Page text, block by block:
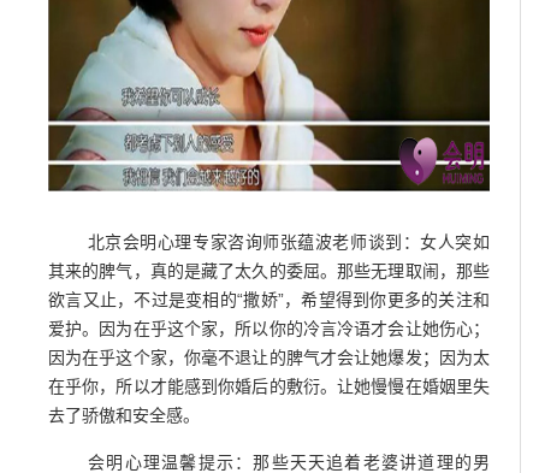
北京会明心理专家咨询师张蕴波老师谈到：女人突如
其来的脾气，真的是藏了太久的委屈。那些无理取闹，那些
欲言又止，不过是变相的“撒娇”，希望得到你更多的关注和
爱护。因为在乎这个家，所以你的冷言冷语才会让她伤心；
因为在乎这个家，你毫不退让的脾气才会让她爆发；因为太
在乎你，所以才能感到你婚后的敷衍。让她慢慢在婚姻里失
去了骄傲和安全感。
会明心理温馨提示：那些天天追着老婆讲道理的男